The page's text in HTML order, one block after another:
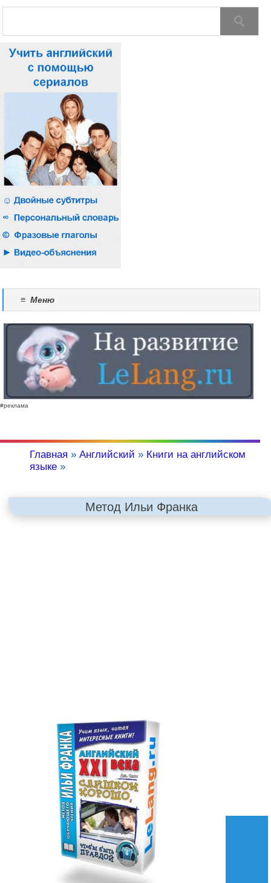
≡ Меню
#реклама
Главная »Английский » Книги на английском
языке »
Метод Ильи Франка